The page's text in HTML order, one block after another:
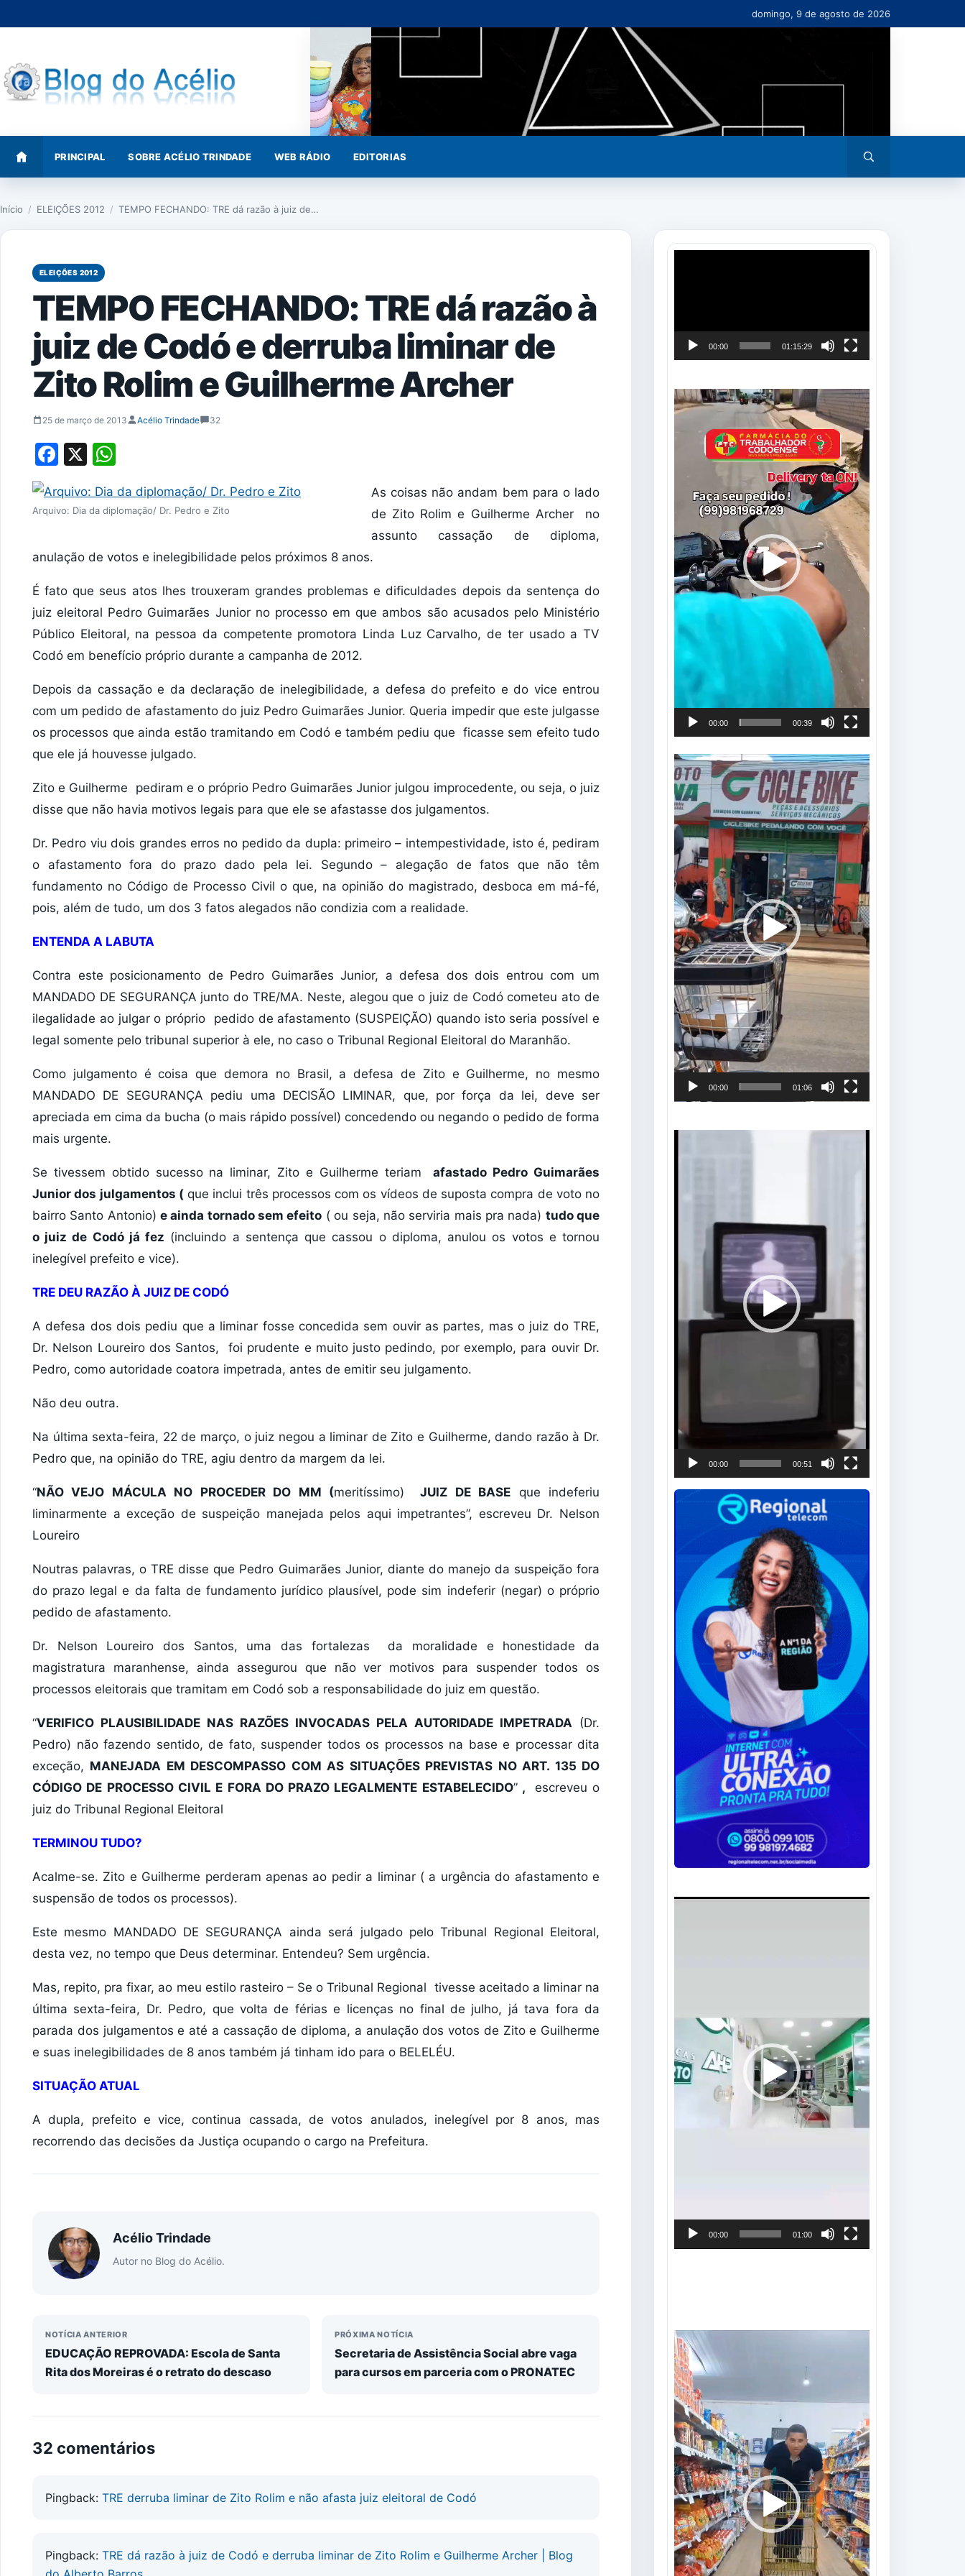
para
conteúdo
domingo, 9 de agosto de 2026
PRINCIPAL SOBRE ACÉLIO TRINDADE WEB RÁDIO EDITORIAS
busca
Início / ELEIÇÕES 2012 / TEMPO FECHANDO: TRE dá razão à juiz de…
ELEIÇÕES 2012
TEMPO FECHANDO: TRE dá razão à
juiz de Codó e derruba liminar de
Zito Rolim e Guilherme Archer
25 de março de 2013 Acélio Trindade 32
Facebook
X
Arquivo: Dia da diplomação/ Dr. Pedro e Zito
As coisas não andam bem para o lado
de Zito Rolim e Guilherme Archer no
assunto cassação de diploma,
anulação de votos e inelegibilidade pelos próximos 8 anos.
É fato que seus atos lhes trouxeram grandes problemas e dificuldades depois da sentença do
juiz eleitoral Pedro Guimarães Junior no processo em que ambos são acusados pelo Ministério
Público Eleitoral, na pessoa da competente promotora Linda Luz Carvalho, de ter usado a TV
Codó em benefício próprio durante a campanha de 2012.
Depois da cassação e da declaração de inelegibilidade, a defesa do prefeito e do vice entrou
com um pedido de afastamento do juiz Pedro Guimarães Junior. Queria impedir que este julgasse
os processos que ainda estão tramitando em Codó e também pediu que ficasse sem efeito tudo
que ele já houvesse julgado.
Zito e Guilherme pediram e o próprio Pedro Guimarães Junior julgou improcedente, ou seja, o juiz
disse que não havia motivos legais para que ele se afastasse dos julgamentos.
Dr. Pedro viu dois grandes erros no pedido da dupla: primeiro – intempestividade, isto é, pediram
o afastamento fora do prazo dado pela lei. Segundo – alegação de fatos que não têm
fundamento no Código de Processo Civil o que, na opinião do magistrado, desboca em má-fé,
pois, além de tudo, um dos 3 fatos alegados não condizia com a realidade.
ENTENDA A LABUTA
Contra este posicionamento de Pedro Guimarães Junior, a defesa dos dois entrou com um
MANDADO DE SEGURANÇA junto do TRE/MA. Neste, alegou que o juiz de Codó cometeu ato de
ilegalidade ao julgar o próprio pedido de afastamento (SUSPEIÇÃO) quando isto seria possível e
legal somente pelo tribunal superior à ele, no caso o Tribunal Regional Eleitoral do Maranhão.
Como julgamento é coisa que demora no Brasil, a defesa de Zito e Guilherme, no mesmo
MANDADO DE SEGURANÇA pediu uma DECISÃO LIMINAR, que, por força da lei, deve ser
apreciada em cima da bucha (o mais rápido possível) concedendo ou negando o pedido de forma
mais urgente.
Se tivessem obtido sucesso na liminar, Zito e Guilherme teriam
afastado Pedro Guimarães
Junior dos julgamentos (que inclui três processos com os vídeos de suposta compra de voto no
bairro Santo Antonio)e ainda tornado sem efeito ( ou seja, não serviria mais pra nada) tudo que
o juiz de Codó já fez (incluindo a sentença que cassou o diploma, anulou os votos e tornou
inelegível prefeito e vice).
TRE DEU RAZÃO À JUIZ DE CODÓ
A defesa dos dois pediu que a liminar fosse concedida sem ouvir as partes, mas o juiz do TRE,
Dr. Nelson Loureiro dos Santos, foi prudente e muito justo pedindo, por exemplo, para ouvir Dr.
Pedro, como autoridade coatora impetrada, antes de emitir seu julgamento.
Não deu outra.
Na última sexta-feira, 22 de março, o juiz negou a liminar de Zito e Guilherme, dando razão à Dr.
Pedro que, na opinião do TRE, agiu dentro da margem da lei.
“NÃO VEJO MÁCULA NO PROCEDER DO MM (meritíssimo) JUIZ DE BASE que indeferiu
liminarmente a exceção de suspeição manejada pelos aqui impetrantes”, escreveu Dr. Nelson
Loureiro
Noutras palavras, o TRE disse que Pedro Guimarães Junior, diante do manejo da suspeição fora
do prazo legal e da falta de fundamento jurídico plausível, pode sim indeferir (negar) o próprio
pedido de afastamento.
Dr. Nelson Loureiro dos Santos, uma das fortalezas da moralidade e honestidade da
magistratura maranhense, ainda assegurou que não ver motivos para suspender todos os
processos eleitorais que tramitam em Codó sob a responsabilidade do juiz em questão.
“VERIFICO PLAUSIBILIDADE NAS RAZÕES INVOCADAS PELA AUTORIDADE IMPETRADA (Dr.
Pedro) não fazendo sentido, de fato, suspender todos os processos na base e processar dita
exceção, MANEJADA EM DESCOMPASSO COM AS SITUAÇÕES PREVISTAS NO ART. 135 DO
CÓDIGO DE PROCESSO CIVIL E FORA DO PRAZO LEGALMENTE ESTABELECIDO”,
escreveu o
juiz do Tribunal Regional Eleitoral
TERMINOU TUDO?
Acalme-se. Zito e Guilherme perderam apenas ao pedir a liminar ( a urgência do afastamento e
suspensão de todos os processos).
Este mesmo MANDADO DE SEGURANÇA ainda será julgado pelo Tribunal Regional Eleitoral,
desta vez, no tempo que Deus determinar. Entendeu? Sem urgência.
Mas, repito, pra fixar, ao meu estilo rasteiro – Se o Tribunal Regional tivesse aceitado a liminar na
última sexta-feira, Dr. Pedro, que volta de férias e licenças no final de julho, já tava fora da
parada dos julgamentos e até a cassação de diploma, a anulação dos votos de Zito e Guilherme
e suas inelegibilidades de 8 anos também já tinham ido para o BELELÉU.
SITUAÇÃO ATUAL
A dupla, prefeito e vice, continua cassada, de votos anulados, inelegível por 8 anos, mas
recorrendo das decisões da Justiça ocupando o cargo na Prefeitura.
Acélio Trindade
Autor no Blog do Acélio.
NOTÍCIA ANTERIOR
EDUCAÇÃO REPROVADA: Escola de Santa
Rita dos Moreiras é o retrato do descaso
PRÓXIMA NOTÍCIA
Secretaria de Assistência Social abre vaga
para cursos em parceria com o PRONATEC
32 comentários
Pingback: TRE derruba liminar de Zito Rolim e não afasta juiz eleitoral de Codó
Pingback: TRE dá razão à juiz de Codó e derruba liminar de Zito Rolim e Guilherme Archer | Blog
00:00 01:15:29
Tocador
de
vídeo
00:00 00:39
Tocador
de
vídeo
00:00 01:06
00:00 00:51
00:00 01:00
Tocador
de
vídeo